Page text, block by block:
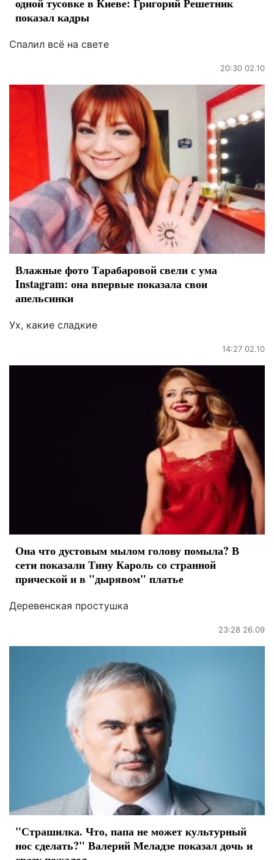
одной тусовке в Киеве: Григорий Решетник
показал кадры
Спалил всё на свете
20:30 02.10
Влажные фото Тарабаровой свели с ума
Instagram: она впервые показала свои
апельсинки
Ух, какие сладкие
14:27 02.10
Она что дустовым мылом голову помыла? В
сети показали Тину Кароль со странной
прической и в "дырявом" платье
Деревенская простушка
23:28 26.09
"Страшилка. Что, папа не может культурный
нос сделать?" Валерий Меладзе показал дочь и